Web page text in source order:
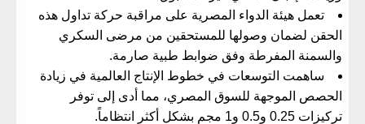
​تعمل هيئة الدواء المصرية على مراقبة حركة تداول هذه
الحقن لضمان وصولها للمستحقين من مرضى السكري
والسمنة المفرطة وفق ضوابط طبية صارمة.
​ساهمت التوسعات في خطوط الإنتاج العالمية في زيادة
الحصص الموجهة للسوق المصري، مما أدى إلى توفر
تركيزات 0.25 و0.5 و1 مجم بشكل أكثر انتظاماً.